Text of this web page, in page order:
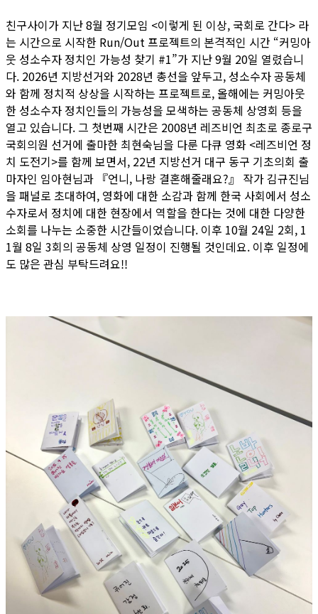
친구사이가 지난 8월 정기모임 <이렇게 된 이상, 국회로 간다> 라
는 시간으로 시작한 Run/Out 프로젝트의 본격적인 시간 “커밍아
웃 성소수자 정치인 가능성 찾기 #1”가 지난 9월 20일 열렸습니
다. 2026년 지방선거와 2028년 총선을 앞두고, 성소수자 공동체
와 함께 정치적 상상을 시작하는 프로젝트로, 올해에는 커밍아웃
한 성소수자 정치인들의 가능성을 모색하는 공동체 상영회 등을
열고 있습니다. 그 첫번째 시간은 2008년 레즈비언 최초로 종로구
국회의원 선거에 출마한 최현숙님을 다룬 다큐 영화 <레즈비언 정
치 도전기>를 함께 보면서, 22년 지방선거 대구 동구 기초의회 출
마자인 임아현님과 『언니, 나랑 결혼해줄래요?』 작가 김규진님
을 패널로 초대하여, 영화에 대한 소감과 함께 한국 사회에서 성소
수자로서 정치에 대한 현장에서 역할을 한다는 것에 대한 다양한
소회를 나누는 소중한 시간들이었습니다. 이후 10월 24일 2회, 1
1월 8일 3회의 공동체 상영 일정이 진행될 것인데요. 이후 일정에
도 많은 관심 부탁드려요!!